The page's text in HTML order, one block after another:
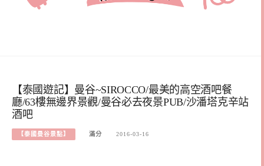
【泰國遊記】曼谷~SIROCCO/最美的高空酒吧餐
廳/63樓無邊界景觀/曼谷必去夜景PUB/沙潘塔克辛站
酒吧
【泰國曼谷景點】 滿分 2016-03-16